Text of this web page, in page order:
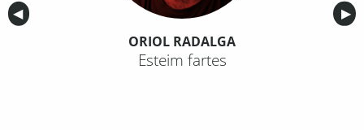
Anterior
◀︎ ▶︎
ORIOL RADALGA
Esteim fartes